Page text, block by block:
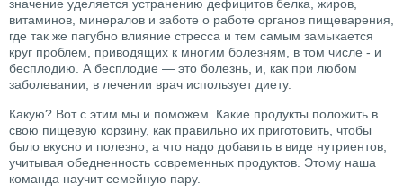
значение уделяется устранению дефицитов белка, жиров,
витаминов, минералов и заботе о работе органов пищеварения,
где так же пагубно влияние стресса и тем самым замыкается
круг проблем, приводящих к многим болезням, в том числе - и
бесплодию. А бесплодие — это болезнь, и, как при любом
заболевании, в лечении врач использует диету.
Какую? Вот с этим мы и поможем. Какие продукты положить в
свою пищевую корзину, как правильно их приготовить, чтобы
было вкусно и полезно, а что надо добавить в виде нутриентов,
учитывая обедненность современных продуктов. Этому наша
команда научит семейную пару.